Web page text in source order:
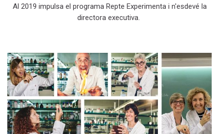
Al 2019 impulsa el programa Repte Experimenta i n'esdevé la
directora executiva.